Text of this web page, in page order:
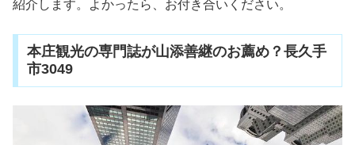
紹介します。よかったら、お付き合いください。
本庄観光の専門誌が山添善継のお薦め？長久手
市3049